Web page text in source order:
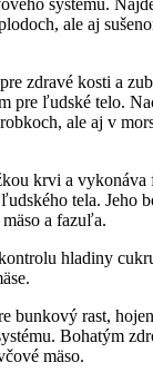
systému.
ale aj
zdravé kosti a
pre ľudské telo.
ale aj v
krvi a
tela. Jeho
a fazuľa.
hladiny
bunkový rast,
Bohatým
mäso.